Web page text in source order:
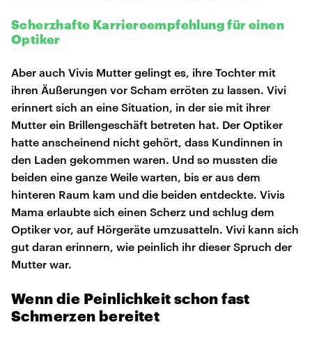
Scherzhafte Karriereempfehlung für einen
Optiker
Aber auch Vivis Mutter gelingt es, ihre Tochter mit
ihren Äußerungen vor Scham erröten zu lassen. Vivi
erinnert sich an eine Situation, in der sie mit ihrer
Mutter ein Brillengeschäft betreten hat. Der Optiker
hatte anscheinend nicht gehört, dass Kundinnen in
den Laden gekommen waren. Und so mussten die
beiden eine ganze Weile warten, bis er aus dem
hinteren Raum kam und die beiden entdeckte. Vivis
Mama erlaubte sich einen Scherz und schlug dem
Optiker vor, auf Hörgeräte umzusatteln. Vivi kann sich
gut daran erinnern, wie peinlich ihr dieser Spruch der
Mutter war.
Wenn die Peinlichkeit schon fast
Schmerzen bereitet